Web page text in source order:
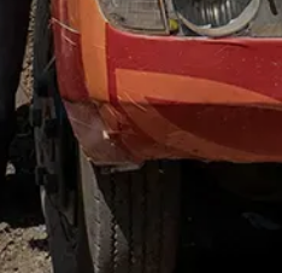
state in
مشاركة على إكس